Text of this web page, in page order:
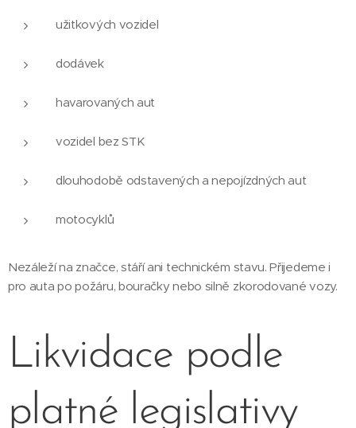
užitkových vozidel
dodávek
havarovaných aut
vozidel bez STK
dlouhodobě odstavených a nepojízdných aut
motocyklů
Nezáleží na značce, stáří ani technickém stavu. Přijedeme i
pro auta po požáru, bouračky nebo silně zkorodované vozy.
Likvidace podle
platné legislativy